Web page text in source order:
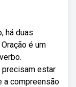
há duas
é um
precisam estar
a compreensão